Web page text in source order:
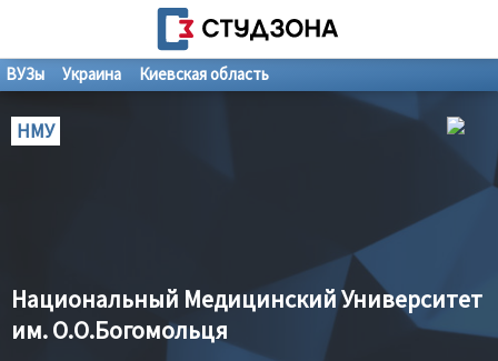
ВУЗы Украина Киевская область
НМУ
Национальный Медицинский Университет
им. О.О.Богомольця